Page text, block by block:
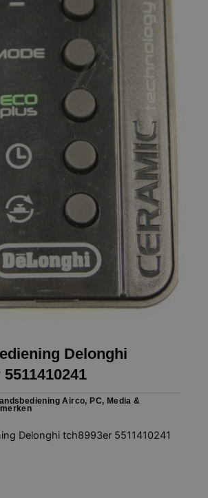
Delonghi
Airco, PC, Media &
Delonghi tch8993er 5511410241